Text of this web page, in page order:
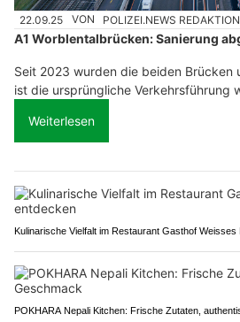
22.09.25 VON POLIZEI.NEWS REDAKTION
A1 Worblentalbrücken: Sanierung
Seit 2023 wurden die beiden Brücken
ist die ursprüngliche Verkehrsführung
Weiterlesen
Kulinarische Vielfalt im Restaurant Gasthof
POKHARA Nepali Kitchen: Frische Zutaten,